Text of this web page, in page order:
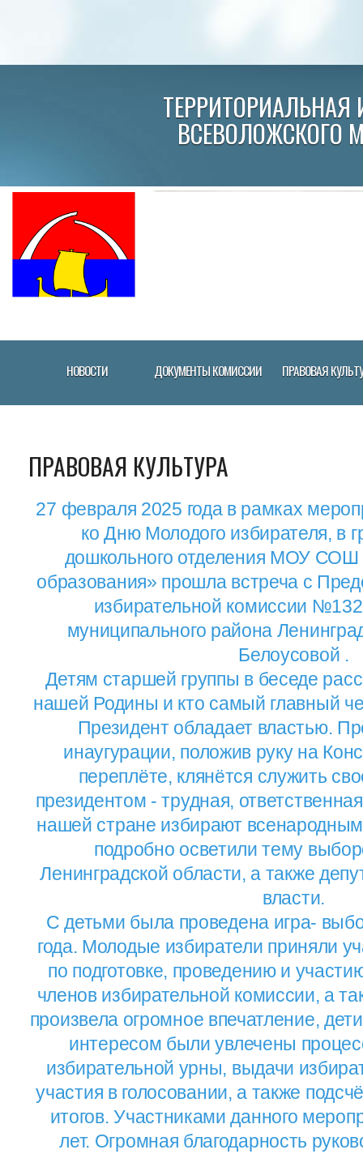
ВСЕВОЛОЖСКОГО
НОВОСТИ ДОКУМЕНТЫ КОМИССИИ ПРАВОВАЯ
ПРАВОВАЯ КУЛЬТУРА
27 февраля 2025 года в рамках
ко Дню Молодого избирателя, в
дошкольного отделения МОУ СОШ
образования» прошла встреча с
избирательной комиссии
муниципального района
Белоусовой .
Детям старшей группы в беседе
нашей Родины и кто самый главный
Президент обладает властью.
инаугурации, положив руку на
переплёте, клянётся служить
президентом - трудная,
нашей стране избирают
подробно осветили тему
Ленинградской области, а также
власти.
С детьми была проведена игра-
года. Молодые избиратели приняли
по подготовке, проведению и
членов избирательной комиссии, а
произвела огромное впечатление,
интересом были увлечены
избирательной урны, выдачи
участия в голосовании, а также
итогов. Участниками данного
лет. Огромная благодарность